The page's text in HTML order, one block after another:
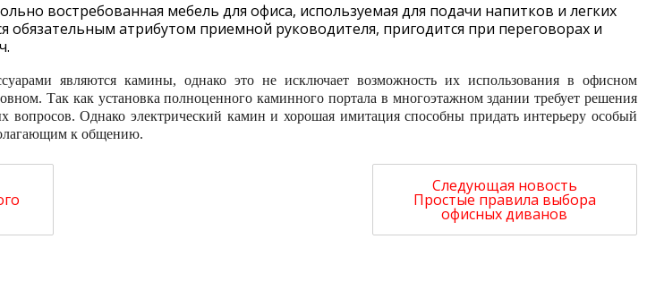
востребованная мебель для офиса, используемая для подачи напитков и легких
обязательным атрибутом приемной руководителя, пригодится при переговорах и
являются камины, однако это не исключает возможность их использования в офисном
Так как установка полноценного каминного портала в многоэтажном здании требует решения
вопросов. Однако электрический камин и хорошая имитация способны придать интерьеру особый
к общению.
Следующая новость
Простые правила выбора
офисных диванов